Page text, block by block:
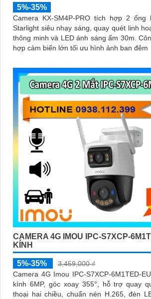
5%-35%
Camera KX-SM4P-PRO tích hợp 2
Starlight siêu nhạy sáng, quay quét linh
thông minh và LED ánh sáng ấm 30m. Công nghệ AI-ISP kết
hợp cảm biến lớn tối ưu hình ảnh ban đêm
CAMERA 4G IMOU IPC-S7XCP-
KÍNH
5%-35%
3,459,000 ₫
Camera 4G Imou IPC-S7XCP-6M1TED-
kính 6MP, góc xoay 355°, hỗ trợ quay
thoại hai chiều, chuẩn nén H.265, đèn